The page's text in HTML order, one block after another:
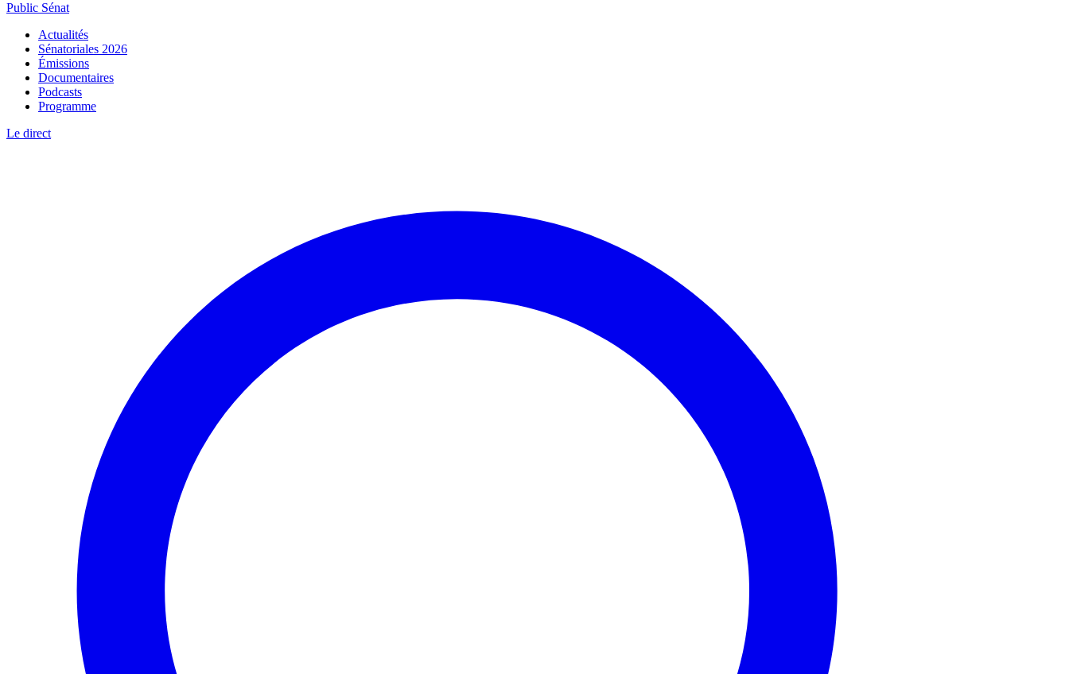
Public Sénat
Actualités
Sénatoriales 2026
Émissions
Documentaires
Podcasts
Programme
Le direct